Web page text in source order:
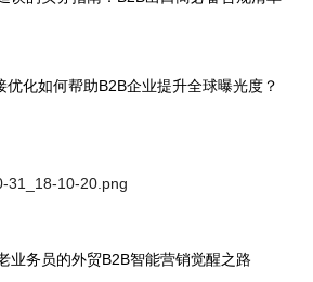
优化如何帮助B2B企业提升全球曝光度？
业务员的外贸B2B智能营销觉醒之路